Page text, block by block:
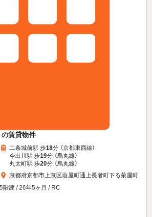
賃貸物件
二条城前駅 歩18分 （京都東西線）
今出川駅 歩19分 （烏丸線）
丸太町駅 歩20分 （烏丸線）
京都府京都市上京区葭屋町通上長者町下る菊屋町
5階建 / 26年5ヶ月 / RC